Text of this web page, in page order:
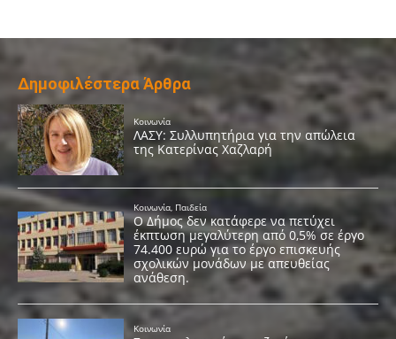
Δημοφιλέστερα Άρθρα